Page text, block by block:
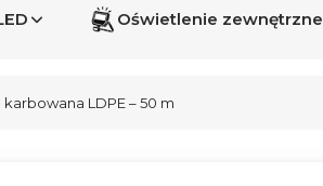
Oświetlenie zewnętrzne
LDPE – 50 m